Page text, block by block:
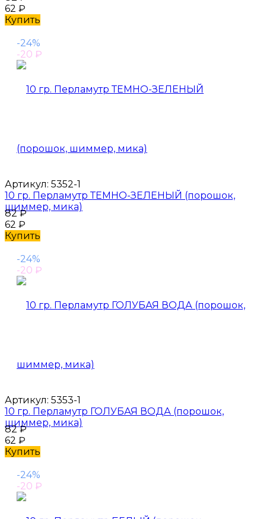
62 ₽
Купить
-24%
-20 ₽
Артикул: 5352-1
10 гр. Перламутр ТЕМНО-ЗЕЛЕНЫЙ (порошок,
шиммер, мика)
82₽
62 ₽
Купить
-24%
-20 ₽
Артикул: 5353-1
10 гр. Перламутр ГОЛУБАЯ ВОДА (порошок,
шиммер, мика)
82₽
62 ₽
Купить
-24%
-20 ₽